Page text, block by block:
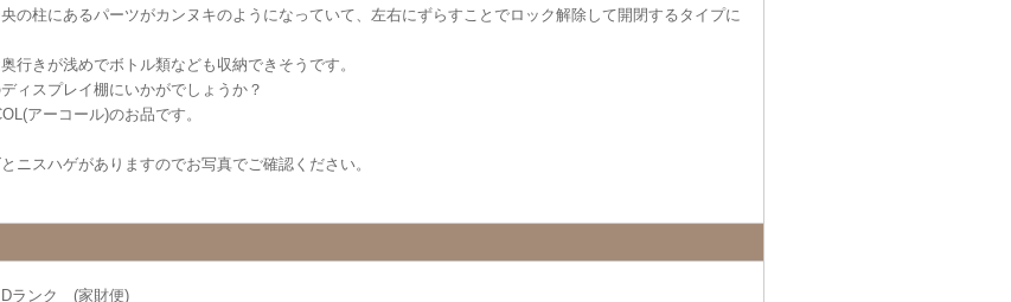
の柱にあるパーツがカンヌキのようになっていて、左右にずらすことでロック解除して開閉するタイプに
行きが浅めでボトル類なども収納できそうです。
ィスプレイ棚にいかがでしょうか？
アーコール)のお品です。
ニスハゲがありますのでお写真でご確認ください。
Dランク (家財便)